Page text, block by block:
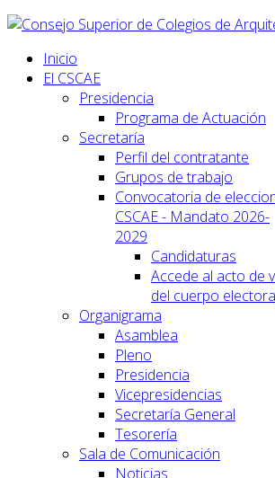
Inicio
El CSCAE
Presidencia
Programa de Actuación
Secretaría
Perfil del contratante
Grupos de trabajo
Convocatoria de
CSCAE - Mandato 2026-
2029
Candidaturas
Accede al acto de
del cuerpo
Organigrama
Asamblea
Pleno
Presidencia
Vicepresidencias
Secretaría General
Tesorería
Sala de Comunicación
Noticias